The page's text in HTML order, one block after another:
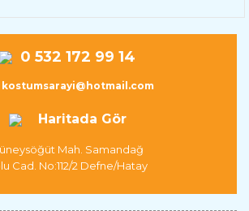
0 532 172 99 14
kostumsarayi@hotmail.com
Haritada Gör
Mah. Samandağ
Cad. No:112/2 Defne/Hatay